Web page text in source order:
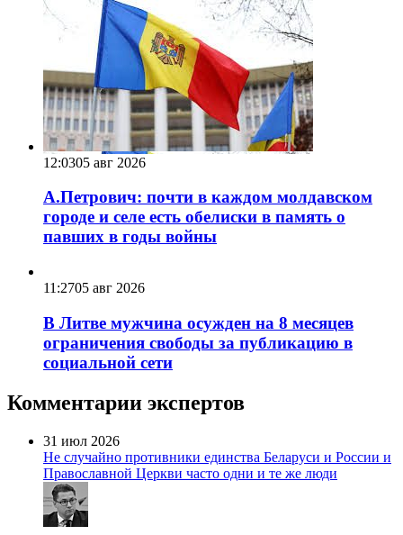
12:0305 авг 2026
А.Петрович: почти в каждом молдавском
городе и селе есть обелиски в память о
павших в годы войны
11:2705 авг 2026
В Литве мужчина осужден на 8 месяцев
ограничения свободы за публикацию в
социальной сети
Комментарии экспертов
31 июл 2026
Не случайно противники единства Беларуси и России и
Православной Церкви часто одни и те же люди